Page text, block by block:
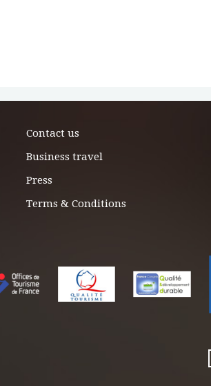
Contact us
Business travel
Press
Terms & Conditions